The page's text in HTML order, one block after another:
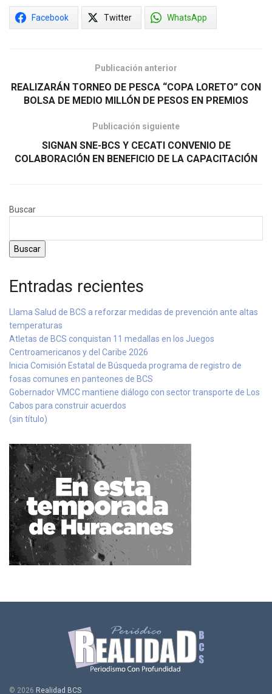
Facebook Twitter WhatsApp
Publicación anterior
REALIZARÁN TORNEO DE PESCA “COPA LORETO” CON
BOLSA DE MEDIO MILLÓN DE PESOS EN PREMIOS
Publicación siguiente
SIGNAN SNE-BCS Y CECATI CONVENIO DE
COLABORACIÓN EN BENEFICIO DE LA CAPACITACIÓN
Buscar
Buscar
Entradas recientes
Llama Salud de BCS a reforzar medidas de prevención ante altas
temperaturas
Atletas de BCS conquistan 11 medallas en los Juegos
Centroamericanos y del Caribe 2026
Inicia Comisión Estatal de Búsqueda programa de registro de
fosas comunes en panteones de BCS
Gobernador VMCC mantiene diálogo con sector transporte de Los
Cabos para construir acuerdos
(sin título)
© 2026 Realidad BCS